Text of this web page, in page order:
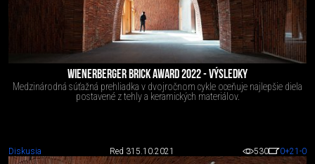
WIENERBERGER BRICK AWARD 2022 - VÝSLEDKY
Medzinárodná súťažná prehliadka v dvojročnom cykle oceňuje najlepšie diela
postavené z tehly a keramických materiálov.
Diskusia Red 315.10.2021 530 0+21 -0